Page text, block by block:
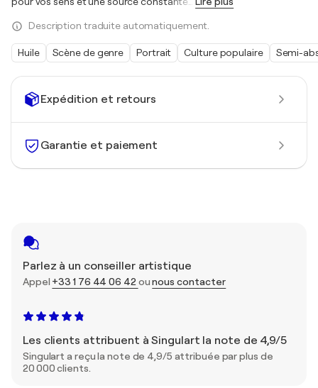
Expédition et retours
Garantie et paiement
Parlez à un conseiller artistique
Appel +33 1 76 44 06 42 ounous contacter
Les clients attribuent à Singulart la note de 4,9/5
Singulart a reçu la note de 4,9/5 attribuée par plus de
20 000 clients.
Description traduite automatiquement.
Huile Scène de genre Portrait Culture populaire Semi-